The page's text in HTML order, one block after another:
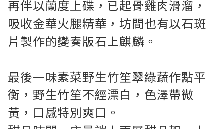
再伴以蘭度上碟，已起骨雞肉滑溜，
吸收金華火腿精華，坊間也有以石斑
片製作的變奏版石上麒麟。
最後一味素菜野生竹笙翠綠蔬作點平
衡，野生竹笙不經漂白，色澤帶微
黃，口感特別爽口。